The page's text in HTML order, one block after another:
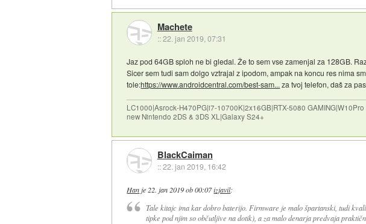
Machete
::22. jan 2019, 07:31
Jaz pod 64GB sploh ne bi gledal. Že to sem vse zamenjal za 128GB.
Sicer sem tudi sam dolgo vztrajal z ipodom, ampak na koncu res nima
tole:https://www.androidcentral.com/best-sam...za tvoj telefon, daš za
LC1000|Asrock-H470PG|i7-10700K|2x16GB|RTX-5080 GAMING|W10Pro
new Nintendo 2DS & 3DS XL|Galaxy S24+
BlackCaiman
::22. jan 2019, 16:42
Han je 22. jan 2019 ob 00:07izjavil:
Tale kitajc ima kar dobro baterijo. Firmware je malo špartanski, tudi
tipke pod njim so občutljive na dotik), a za malo denarja predvaja